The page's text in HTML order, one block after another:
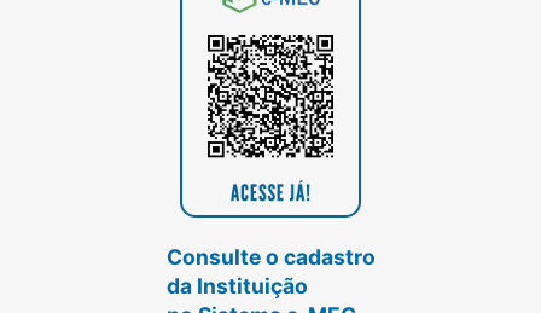
Consulte o cadastro
da Instituição